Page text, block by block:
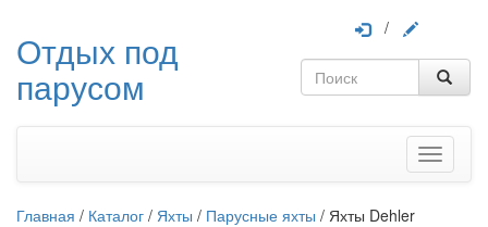
Отдых под
парусом
/
Меню
Главная / Каталог / Яхты / Парусные яхты / Яхты Dehler